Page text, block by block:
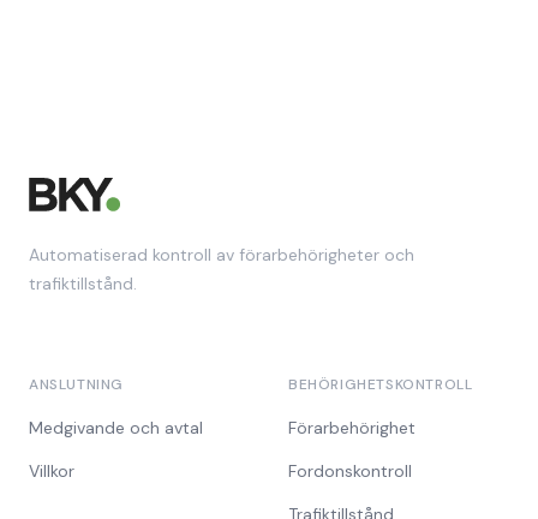
Automatiserad kontroll av förarbehörigheter och
trafiktillstånd.
ANSLUTNING
Medgivande och avtal
Villkor
BEHÖRIGHETSKONTROLL
Förarbehörighet
Fordonskontroll
Trafiktillstånd